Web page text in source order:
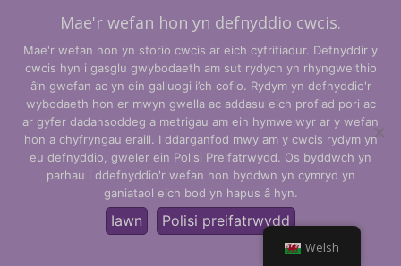
Telerau ac Amodau
Polisi Preifatrwydd
© CLARITY Learning Suite Global Inc. Cedwir pob hawl.
Welsh
Mae'r wefan hon yn defnyddio cwcis.
Mae'r wefan hon yn storio cwcis ar eich cyfrifiadur. Defnyddir y
cwcis hyn i gasglu gwybodaeth am sut rydych yn rhyngweithio
â’n gwefan ac yn ein galluogi i’ch cofio. Rydym yn defnyddio'r
wybodaeth hon er mwyn gwella ac addasu eich profiad pori ac
ar gyfer dadansoddeg a metrigau am ein hymwelwyr ar y wefan
hon a chyfryngau eraill. I ddarganfod mwy am y cwcis rydym yn
eu defnyddio, gweler ein Polisi Preifatrwydd. Os byddwch yn
parhau i ddefnyddio'r wefan hon byddwn yn cymryd yn
ganiataol eich bod yn hapus â hyn.
Iawn Polisi preifatrwydd